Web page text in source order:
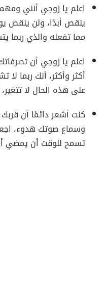
اعلم يا زوجي أنني
ينقص أبدًا، ولن ينقص
مما تفعله والذي ربما
اعلم يا زوجي أن
أكثر وأكثر، أنك ربما
على هذه الحال لا
كنت أشعر دائمًا أن
وسماع صوتك هدوء،
تسمح للوقت أن يمضي